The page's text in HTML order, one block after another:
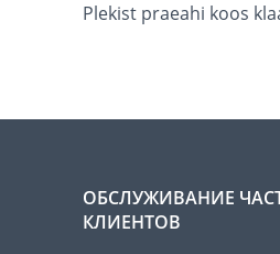
Plekist praeahi koos
ОБСЛУЖИВАНИЕ
КЛИЕНТОВ